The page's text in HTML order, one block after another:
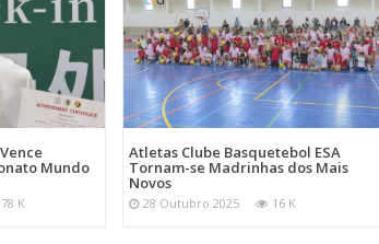
Mundo
78 K
Atletas Clube Basquetebol ESA
Tornam-se Madrinhas dos Mais
Novos
28 Outubro 2025 16 K